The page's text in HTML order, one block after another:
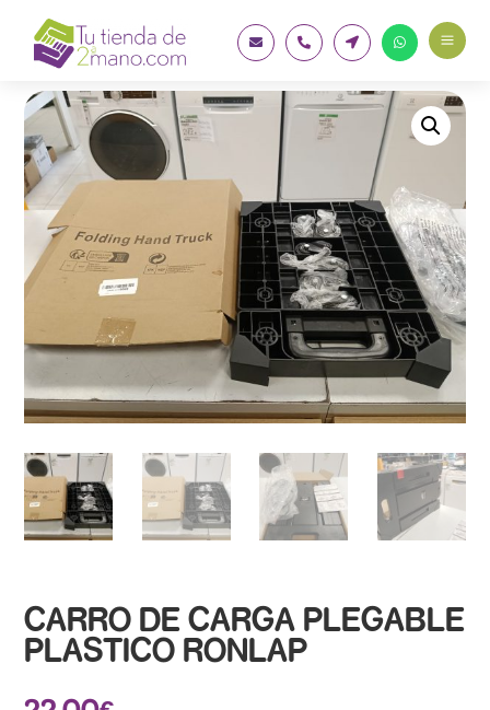
    a
CARRO DE CARGA PLEGABLE
PLASTICO RONLAP